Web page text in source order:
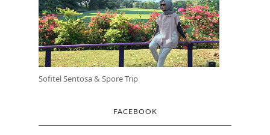
Sofitel Sentosa& Spore Trip
FACEBOOK